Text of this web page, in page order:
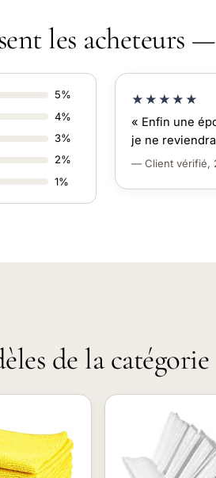
les acheteurs
5%
4%
3%
2%
1%
★★★★★
« Enfin une
je ne
— Client vérifié,
de la catégorie